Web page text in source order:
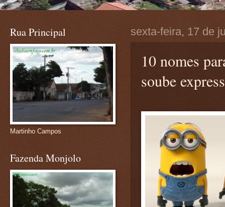
sexta-feira, 17 de
10 nomes
soube
Rua Principal
Martinho Campos
Fazenda Monjolo